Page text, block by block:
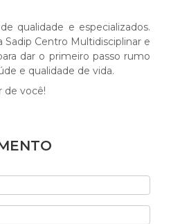
qualidade e especializados.
Centro Multidisciplinar e
dar o primeiro passo rumo
e qualidade de vida.
de você!